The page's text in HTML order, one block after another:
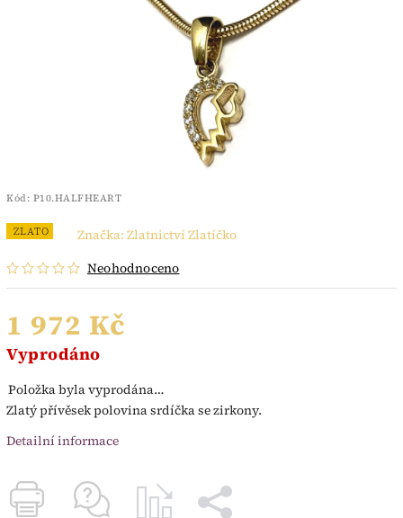
Kód: P10.HALFHEART
ZLATO
Neohodnoceno
Značka: Zlatnictví Zlatíčko
1 972 Kč
Vyprodáno
Položka byla vyprodána…
Zlatý přívěsek polovina srdíčka se zirkony.
Detailní informace